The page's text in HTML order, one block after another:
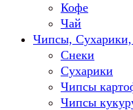
Кофе
Чай
Чипсы,
Снеки
Сухарики
Чипсы
Чипсы